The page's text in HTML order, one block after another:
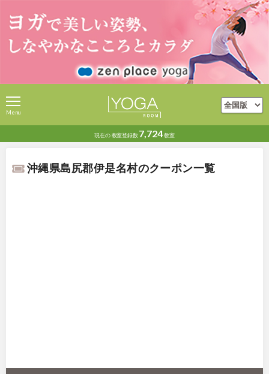
現在の教室登録数 7,724教室
Menu
沖縄県島尻郡伊是名村のクーポン一覧